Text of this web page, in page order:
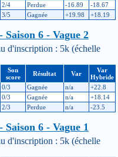
2/4 Perdue -16.89
-18.67
3/5 Gagnée +19.98 +18.19
6 - Vague 2
d'inscription : 5k (échelle
Son
score
Résultat Var
Var
Hybride
0/3 Gagnée n/a
+22.8
0/3 Gagnée n/a
+18.14
2/3 Perdue n/a -23.5
6 - Vague 1
d'inscription : 5k (échelle